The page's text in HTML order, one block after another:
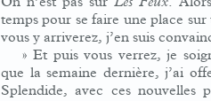
temps pour se faire une place
vous y arriverez, j’en suis
» Et puis vous verrez, je
que la semaine dernière, j’ai
Splendide, avec ces nouvelles